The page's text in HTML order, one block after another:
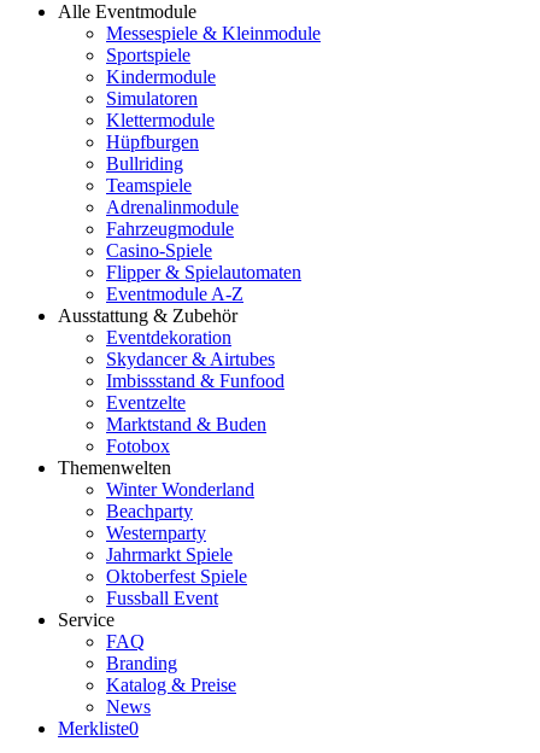
Alle Eventmodule
Messespiele & Kleinmodule
Sportspiele
Kindermodule
Simulatoren
Klettermodule
Hüpfburgen
Bullriding
Teamspiele
Adrenalinmodule
Fahrzeugmodule
Casino-Spiele
Flipper & Spielautomaten
Eventmodule A-Z
Ausstattung & Zubehör
Eventdekoration
Skydancer & Airtubes
Imbissstand & Funfood
Eventzelte
Marktstand & Buden
Fotobox
Themenwelten
Winter Wonderland
Beachparty
Westernparty
Jahrmarkt Spiele
Oktoberfest Spiele
Fussball Event
Service
FAQ
Branding
Katalog & Preise
News
Merkliste0